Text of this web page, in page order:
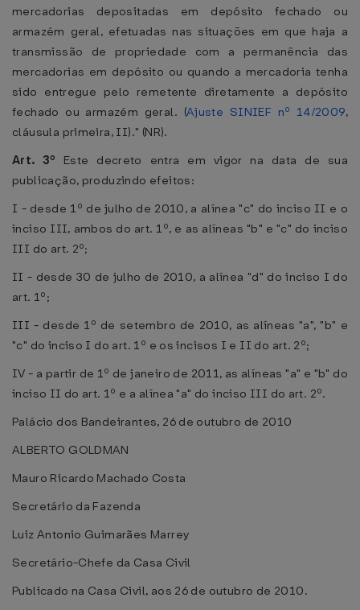
mercadorias depositadas em depósito fechado ou
armazém geral, efetuadas nas situações em que haja a
transmissão de propriedade com a permanência das
mercadorias em depósito ou quando a mercadoria tenha
sido entregue pelo remetente diretamente a depósito
fechado ou armazém geral. (Ajuste SINIEF nº 14/2009,
cláusula primeira, II)." (NR).
Art. 3º Este decreto entra em vigor na data de sua
publicação, produzindo efeitos:
I - desde 1º de julho de 2010, a alínea "c" do inciso II e o
inciso III, ambos do art. 1º, e as alíneas "b" e "c" do inciso
III do art. 2º;
II - desde 30 de julho de 2010, a alínea "d" do inciso I do
art. 1º;
III - desde 1º de setembro de 2010, as alíneas "a", "b" e
"c" do inciso I do art. 1º e os incisos I e II do art. 2º;
IV - a partir de 1º de janeiro de 2011, as alíneas "a" e "b" do
inciso II do art. 1º e a alínea "a" do inciso III do art. 2º.
Palácio dos Bandeirantes, 26 de outubro de 2010
ALBERTO GOLDMAN
Mauro Ricardo Machado Costa
Secretário da Fazenda
Luiz Antonio Guimarães Marrey
Secretário-Chefe da Casa Civil
Publicado na Casa Civil, aos 26 de outubro de 2010.